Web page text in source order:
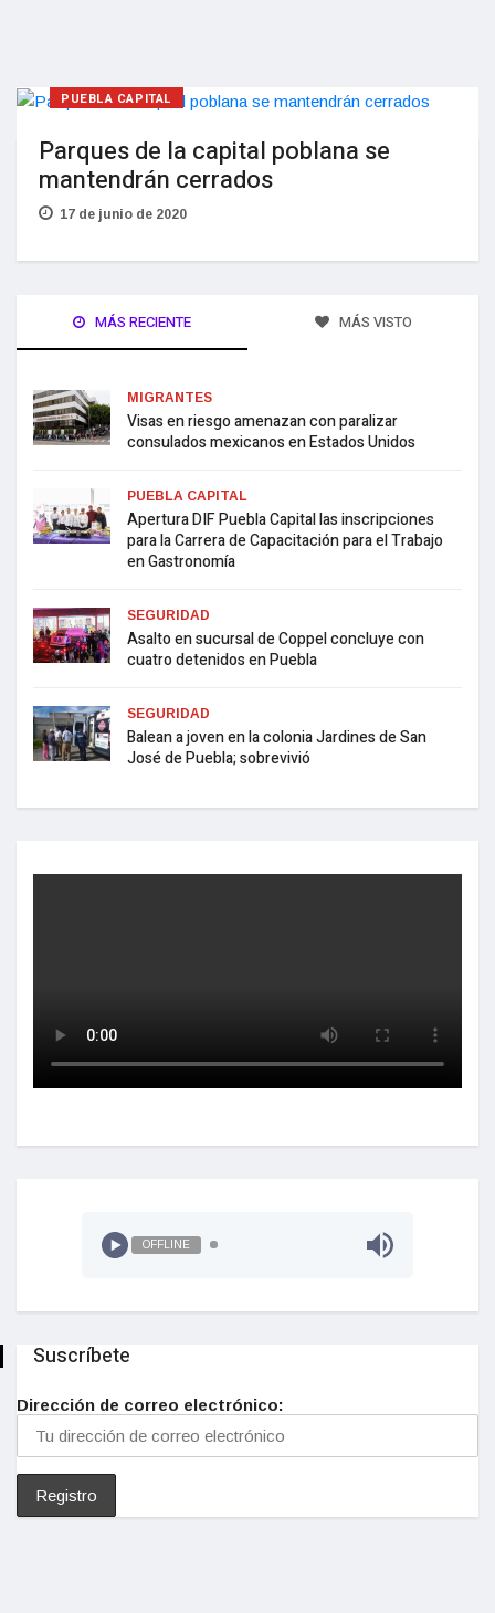
PUEBLA CAPITAL
Parques de la capital poblana se
mantendrán cerrados
17 de junio de 2020
MÁS RECIENTE MÁS VISTO
MIGRANTES
Visas en riesgo amenazan con paralizar
consulados mexicanos en Estados Unidos
PUEBLA CAPITAL
Apertura DIF Puebla Capital las inscripciones
para la Carrera de Capacitación para el Trabajo
en Gastronomía
SEGURIDAD
Asalto en sucursal de Coppel concluye con
cuatro detenidos en Puebla
SEGURIDAD
Balean a joven en la colonia Jardines de San
José de Puebla; sobrevivió
OFFLINE
Suscríbete
Dirección de correo electrónico: